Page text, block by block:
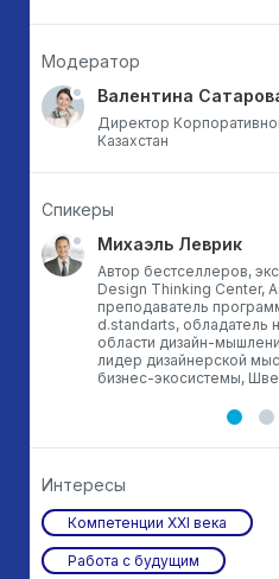
Модератор
Валентина
Директор
Казахстан
Спикеры
Михаэль Леврик
Автор бестселлеров,
Design Thinking Center,
преподаватель
d.standarts, обладатель
области дизайн-
лидер дизайнерской
бизнес-экосистемы,
Интересы
Компетенции XXI века
Работа с будущим